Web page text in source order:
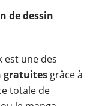
de dessin
est une des
gratuites grâce à
totale de